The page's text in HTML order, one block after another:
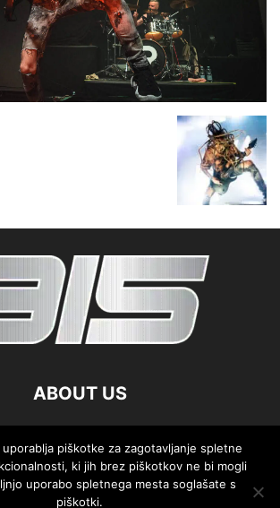
ABOUT US
FOLLOW US
piškotke za zagotavljanje spletne
ki jih brez piškotkov ne bi mogli
uporabo spletnega mesta soglašate s
piškotki.